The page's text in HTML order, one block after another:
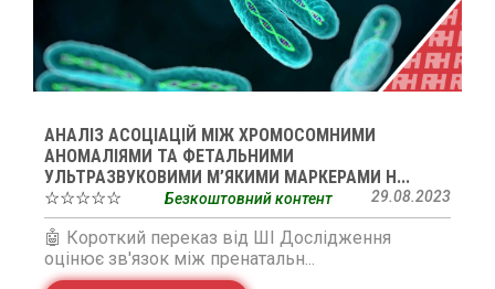
АНАЛІЗ АСОЦІАЦІЙ МІЖ ХРОМОСОМНИМИ
АНОМАЛІЯМИ ТА ФЕТАЛЬНИМИ
УЛЬТРАЗВУКОВИМИ М’ЯКИМИ МАРКЕРАМИ Н...
☆☆☆☆☆
29.08.2023
Безкоштовний контент
🤖 Короткий переказ від ШІ Дослідження
оцінює зв'язок між пренатальн...